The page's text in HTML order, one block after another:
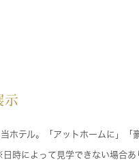
示
ホテル。「アットホームに」
時によって見学できない場合あ